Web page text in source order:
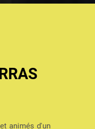
animés d'un